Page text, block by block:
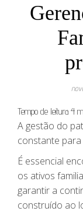
Tempo de leitura 4
A gestão do
constante
É essencial
os ativos
garantir a
construído ao